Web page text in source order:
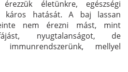
életünkre, egészségi
káros hatását. A baj lassan
nem érezni mást, mint
nyugtalanságot, de
mellyel